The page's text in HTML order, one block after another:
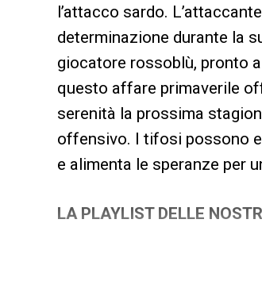
l’attacco sardo.
determinazione durante la
giocatore rossoblù, pronto
questo affare primaverile
serenità la prossima
offensivo. I tifosi possono
e alimenta le speranze per
LA PLAYLIST DELLE